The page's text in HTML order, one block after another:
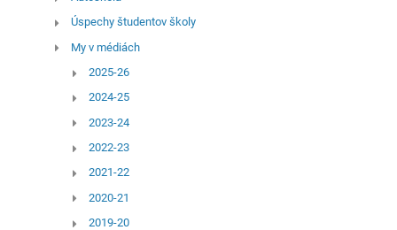
Úspechy študentov školy
My v médiách
2025-26
2024-25
2023-24
2022-23
2021-22
2020-21
2019-20